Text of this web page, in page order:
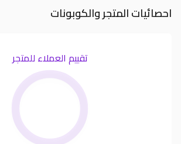
احصائيات المتجر والكوبونات
تقييم العملاء للمتجر